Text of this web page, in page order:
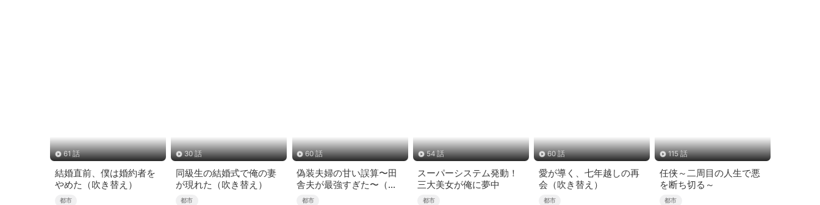
61 話
結婚直前、僕は婚約者を
やめた（吹き替え）
都市
30 話
同級生の結婚式で俺の妻
が現れた（吹き替え）
都市
60 話
偽装夫婦の甘い誤算〜田
舎夫が最強すぎた〜（吹
き替え）
都市
54 話
スーパーシステム発動！
三大美女が俺に夢中
都市
60 話
愛が導く、七年越しの再
会（吹き替え）
都市
115 話
任侠～二周目の人生で悪
を断ち切る～
都市